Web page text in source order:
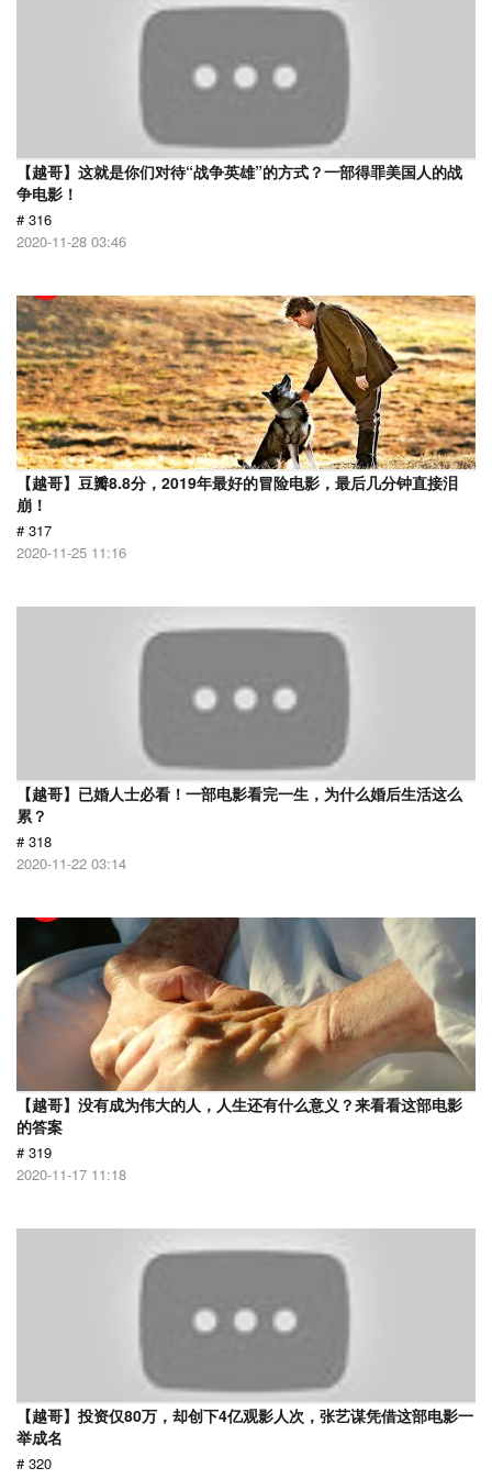
【越哥】这就是你们对待“战争英雄”的方式？一部得罪美国人的战
争电影！
# 316
2020-11-28 03:46
【越哥】豆瓣8.8分，2019年最好的冒险电影，最后几分钟直接泪
崩！
# 317
2020-11-25 11:16
【越哥】已婚人士必看！一部电影看完一生，为什么婚后生活这么
累？
# 318
2020-11-22 03:14
【越哥】没有成为伟大的人，人生还有什么意义？来看看这部电影
的答案
# 319
2020-11-17 11:18
【越哥】投资仅80万，却创下4亿观影人次，张艺谋凭借这部电影一
举成名
# 320